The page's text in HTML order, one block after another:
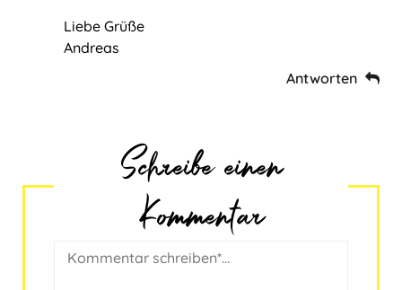
Liebe Grüße
Andreas
Antworten
Schreibe einen
Kommentar